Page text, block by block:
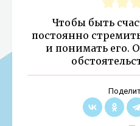
Чтобы быть
постоянно
и понимать его.